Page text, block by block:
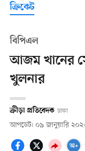
ক্রিকেট
বিপিএল
আজম খানের
খুলনার
ক্রীড়া প্রতিবেদক ঢাকা
আপডেট: ০৯ জানুয়ারি